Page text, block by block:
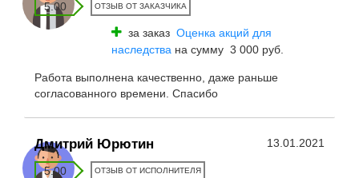
5.00 ОТЗЫВ ОТ ЗАКАЗЧИКА
за заказ Оценка акций для
наследства на сумму 3 000 руб.
Работа выполнена качественно, даже раньше
согласованного времени. Спасибо
Дмитрий Юрютин 13.01.2021
5.00 ОТЗЫВ ОТ ИСПОЛНИТЕЛЯ